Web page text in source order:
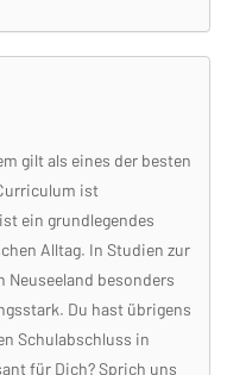
gilt als eines der besten
ist
ein grundlegendes
Alltag. In Studien zur
Neuseeland besonders
Du hast übrigens
Schulabschluss in
für Dich? Sprich uns